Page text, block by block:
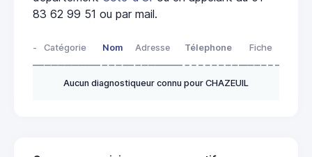
83 62 99 51 ou par mail.
- Catégorie Nom Adresse Télephone Fiche
Aucun diagnostiqueur connu pour CHAZEUIL